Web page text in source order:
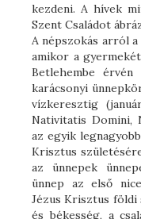
kezdeni. A hívek
Szent Családot
A népszokás arról
amikor a
Betlehembe
karácsonyi
vízkeresztig
Nativitatis Domini,
az egyik
Krisztus
az ünnepek
ünnep az első
Jézus Krisztus földi
és békesség, a